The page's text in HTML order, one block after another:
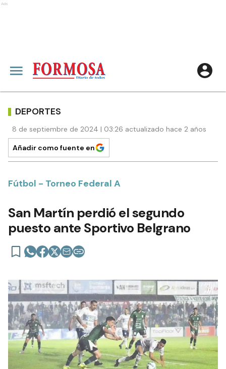
Ads
DEPORTES
8 de septiembre de 2024 | 03:26 actualizado hace 2 años
Añadir como fuente en
Fútbol - Torneo Federal A
San Martín perdió el segundo
puesto ante Sportivo Belgrano